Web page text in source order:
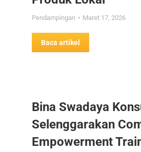
Pendampingan Maret 17, 2026
Baca artikel
Bina Swadaya
Selenggarakan
Empowerment